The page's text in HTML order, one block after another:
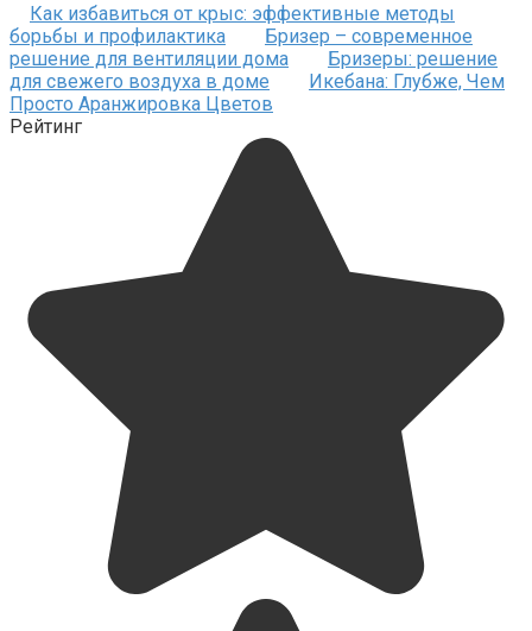
Как избавиться от крыс: эффективные методы
борьбы и профилактика
Бризер – современное
решение для вентиляции дома
Бризеры: решение
для свежего воздуха в доме
Икебана: Глубже, Чем
Просто Аранжировка Цветов
Рейтинг